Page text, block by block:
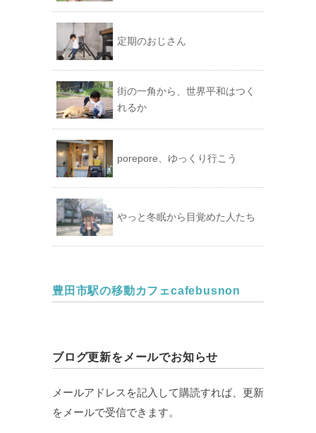
定期のおじさん
街の一角から、世界平和はつく
れるか
porepore、ゆっくり行こう
やっと冬眠から目覚めた人たち
豊田市駅の移動カフェcafebusnon
ブログ更新をメールでお知らせ
メールアドレスを記入して購読すれば、更新
をメールで受信できます。